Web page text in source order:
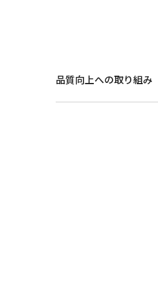
品質向上への取り組み